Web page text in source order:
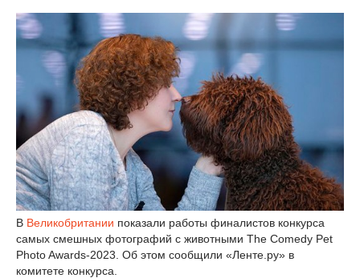
В Великобритании показали работы финалистов конкурса
самых смешных фотографий с животными The Comedy Pet
Photo Awards-2023. Об этом сообщили «Ленте.ру» в
комитете конкурса.